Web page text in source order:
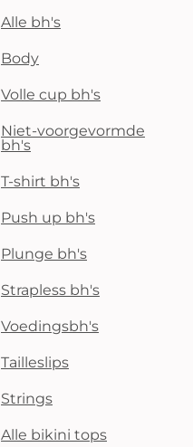
Alle bh's
Body
Volle cup bh's
Niet-voorgevormde
bh's
T-shirt bh's
Push up bh's
Plunge bh's
Strapless bh's
Voedingsbh's
Tailleslips
Strings
Alle bikini tops